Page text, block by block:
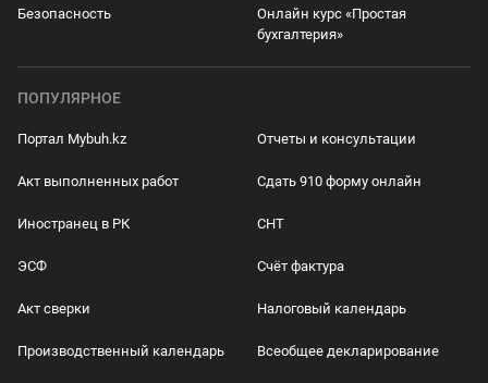
Безопасность
Онлайн курс «Простая
бухгалтерия»
ПОПУЛЯРНОЕ
Портал Mybuh.kz Отчеты и консультации
Акт выполненных работ Сдать 910 форму онлайн
Иностранец в РК СНТ
ЭСФ Счёт фактура
Акт сверки Налоговый календарь
Производственный календарь Всеобщее декларирование